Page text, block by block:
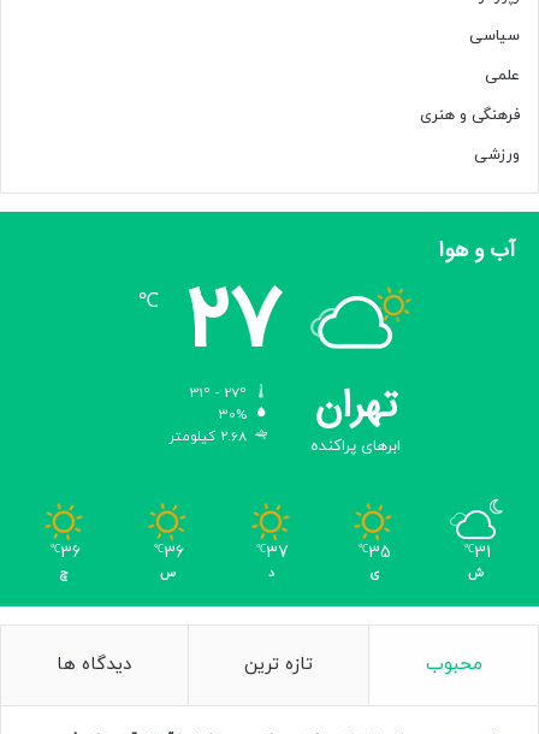
سیاسی
علمی
فرهنگی و هنری
ورزشی
آب و هوا
تهران
ابرهای پراکنده
27
℃
30%
2.68 کیلومتر
31
℃
ش
35
℃
ی
37
℃
د
36
℃
س
36
℃
چ
محبوب تازه ترین دیدگاه ها